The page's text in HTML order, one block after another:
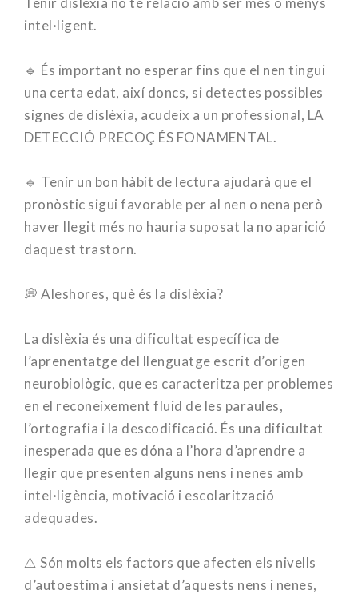
intel·ligent.
🔹 És important no esperar fins que el nen tingui
una certa edat, així doncs, si detectes possibles
signes de dislèxia, acudeix a un professional, LA
DETECCIÓ PRECOÇ ÉS FONAMENTAL.
🔹 Tenir un bon hàbit de lectura ajudarà que el
pronòstic sigui favorable per al nen o nena però
haver llegit més no hauria suposat la no aparició
daquest trastorn.
💭 Aleshores, què és la dislèxia?
La dislèxia és una dificultat específica de
l’aprenentatge del llenguatge escrit d’origen
neurobiològic, que es caracteritza per problemes
en el reconeixement fluid de les paraules,
l’ortografia i la descodificació. És una dificultat
inesperada que es dóna a l’hora d’aprendre a
llegir que presenten alguns nens i nenes amb
intel·ligència, motivació i escolarització
adequades.
⚠️ Són molts els factors que afecten els nivells
d’autoestima i ansietat d’aquests nens i nenes,